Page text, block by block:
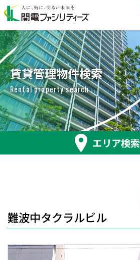
賃貸管理物件検索
Rental property search
エリア検索
難波中タクラルビル